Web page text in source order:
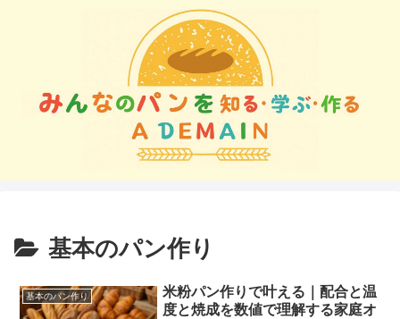
基本のパン作り
基本のパン作り
米粉パン作りで叶える｜配合と温
度と焼成を数値で理解する家庭オ